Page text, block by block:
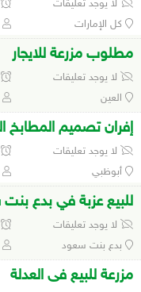
لا يوجد تعليقات
كل الإمارات
مطلوب مزرعة للايجار
لا يوجد تعليقات
العين
لا يوجد تعليقات
أبوظبي
لا يوجد تعليقات
بدع بنت سعود
مزرعة للبيع فى العدلة